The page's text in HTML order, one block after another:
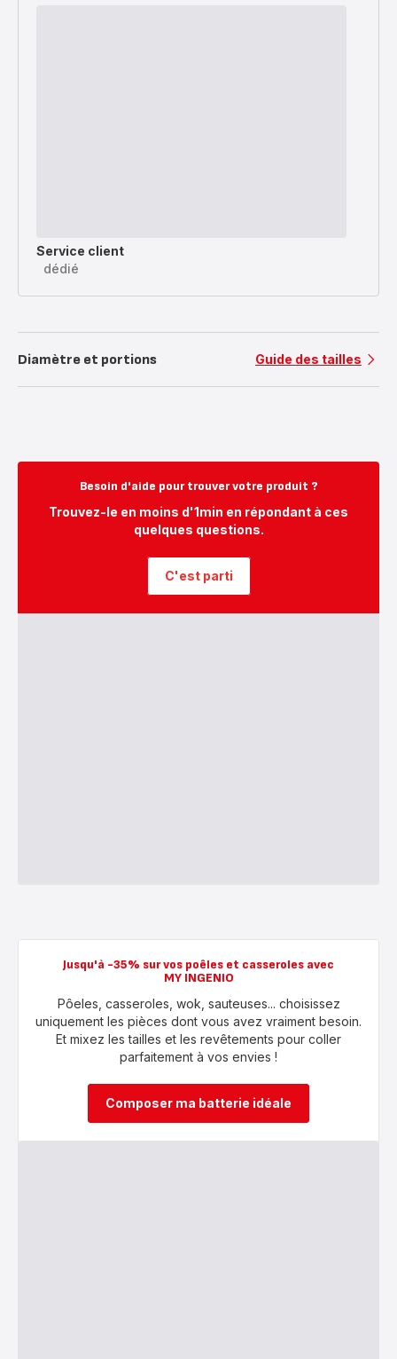
Service client
dédié
Diamètre et portions Guide des tailles
Besoin d'aide pour trouver votre produit ?
Trouvez-le en moins d'1min en répondant à ces
quelques questions.
C'est parti
Jusqu'à -35% sur vos poêles et casseroles avec
MY INGENIO
Pôeles, casseroles, wok, sauteuses... choisissez
uniquement les pièces dont vous avez vraiment besoin.
Et mixez les tailles et les revêtements pour coller
parfaitement à vos envies !
Composer ma batterie idéale